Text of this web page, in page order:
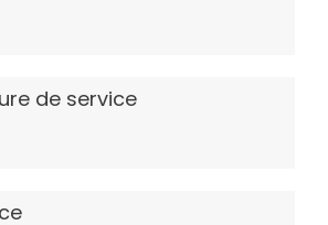
de service